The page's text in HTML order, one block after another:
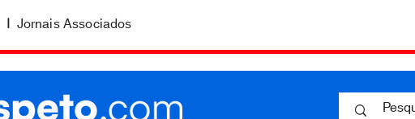
| Jornais Associados